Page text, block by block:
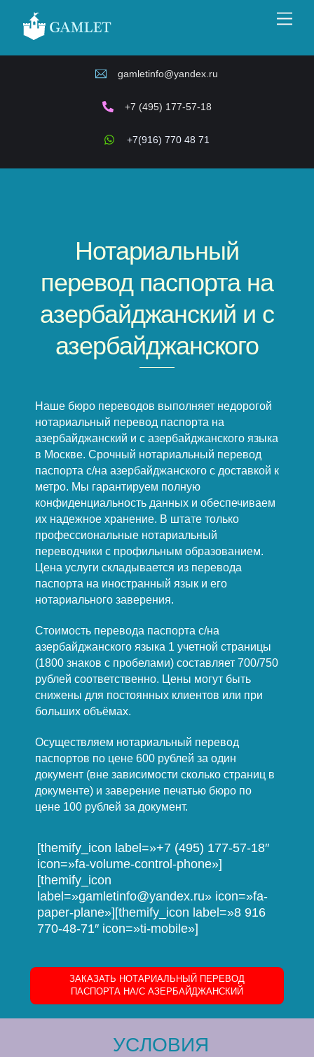
content
gamletinfo@yandex.ru
+7 (495) 177-57-18
+7(916) 770 48 71
Нотариальный
перевод паспорта на
азербайджанский и с
азербайджанского
Наше бюро переводов выполняет недорогой
нотариальный перевод паспорта на
азербайджанский и с азербайджанского языка
в Москве. Срочный нотариальный перевод
паспорта с/на азербайджанского с доставкой к
метро. Мы гарантируем полную
конфиденциальность данных и обеспечиваем
их надежное хранение. В штате только
профессиональные нотариальный
переводчики с профильным образованием.
Цена услуги складывается из перевода
паспорта на иностранный язык и его
нотариального заверения.
Стоимость перевода паспорта с/на
азербайджанского языка 1 учетной страницы
(1800 знаков с пробелами) составляет 700/750
рублей соответственно. Цены могут быть
снижены для постоянных клиентов или при
больших объёмах.
Осуществляем нотариальный перевод
паспортов по цене 600 рублей за один
документ (вне зависимости сколько страниц в
документе) и заверение печатью бюро по
цене 100 рублей за документ.
[themify_icon label=»+7 (495) 177-57-18″
icon=»fa-volume-control-phone»]
[themify_icon
label=»gamletinfo@yandex.ru» icon=»fa-
paper-plane»][themify_icon label=»8 916
770-48-71″ icon=»ti-mobile»]
ЗАКАЗАТЬ НОТАРИАЛЬНЫЙ ПЕРЕВОД
ПАСПОРТА НА/C АЗЕРБАЙДЖАНСКИЙ
УСЛОВИЯ